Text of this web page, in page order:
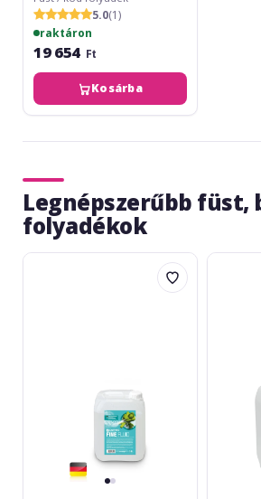
5.0(1)
raktáron
19 654 Ft
Kosárba
Legnépszerűbb füst,
folyadékok
Cameo
Eurolite